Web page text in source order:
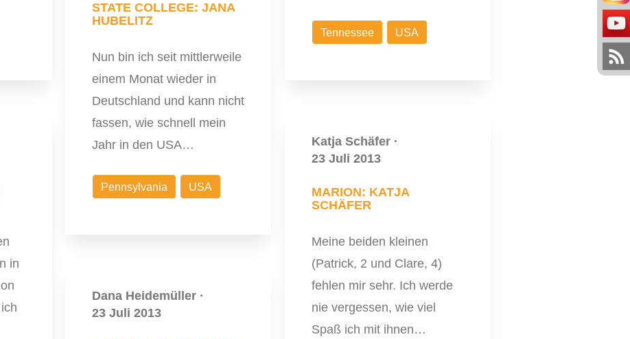
Tennessee USA
STATE COLLEGE: JANA
HUBELITZ
Nun bin ich seit mittlerweile
einem Monat wieder in
Deutschland und kann nicht
fassen, wie schnell mein
Jahr in den USA…
Pennsylvania USA
in
Katja Schäfer ·
23 Juli 2013
MARION: KATJA
SCHÄFER
Meine beiden kleinen
(Patrick, 2 und Clare, 4)
fehlen mir sehr. Ich werde
nie vergessen, wie viel
Spaß ich mit ihnen…
Dana Heidemüller ·
23 Juli 2013